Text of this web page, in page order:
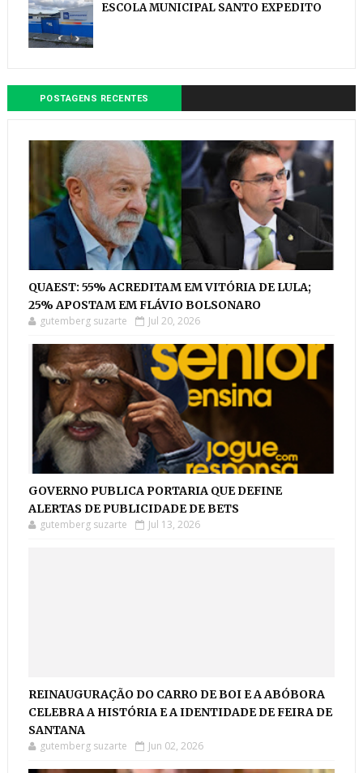
ESCOLA MUNICIPAL SANTO EXPEDITO
POSTAGENS RECENTES
QUAEST: 55% ACREDITAM EM VITÓRIA DE LULA;
25% APOSTAM EM FLÁVIO BOLSONARO
gutemberg suzarte Jul 20, 2026
GOVERNO PUBLICA PORTARIA QUE DEFINE
ALERTAS DE PUBLICIDADE DE BETS
gutemberg suzarte Jul 13, 2026
REINAUGURAÇÃO DO CARRO DE BOI E A ABÓBORA
CELEBRA A HISTÓRIA E A IDENTIDADE DE FEIRA DE
SANTANA
gutemberg suzarte Jun 02, 2026